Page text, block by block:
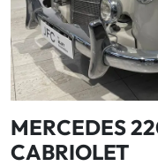
MERCEDES
CABRIOLET